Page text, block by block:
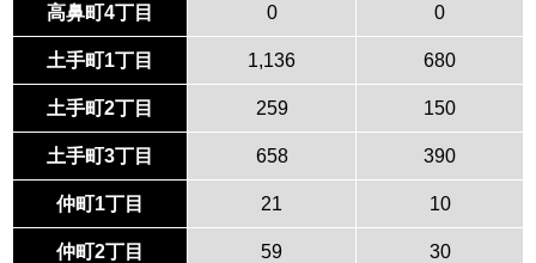
高鼻町4丁目 0 0
土手町1丁目 1,136 680
土手町2丁目 259 150
土手町3丁目 658 390
仲町1丁目 21 10
仲町2丁目 59 30